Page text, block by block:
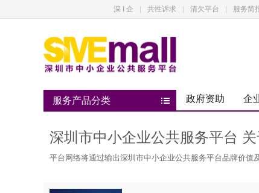
深 I 企 共性诉求 清欠平台 服务简
服务产品分类 政府资助 企
深圳市中小企业公共服务平台
平台网络将通过输出深圳市中小企业公共服务平台品牌价值